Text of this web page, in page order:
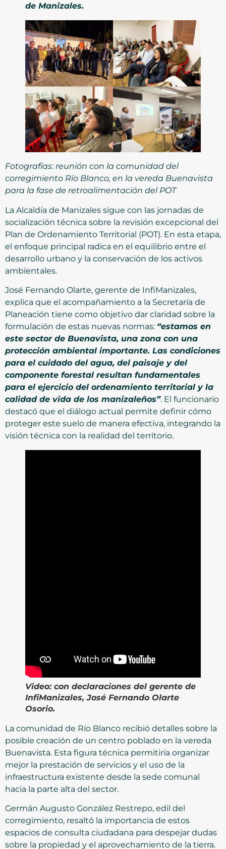
de Manizales.
Fotografías: reunión con la comunidad del
corregimiento Río Blanco, en la vereda Buenavista
para la fase de retroalimentación del POT
La Alcaldía de Manizales sigue con las jornadas de
socialización técnica sobre la revisión excepcional del
Plan de Ordenamiento Territorial (POT). En esta etapa,
el enfoque principal radica en el equilibrio entre el
desarrollo urbano y la conservación de los activos
ambientales.
José Fernando Olarte, gerente de InfiManizales,
explica que el acompañamiento a la Secretaría de
Planeación tiene como objetivo dar claridad sobre la
formulación de estas nuevas normas: “estamos en
este sector de Buenavista, una zona con una
protección ambiental importante. Las condiciones
para el cuidado del agua, del paisaje y del
componente forestal resultan fundamentales
para el ejercicio del ordenamiento territorial y la
calidad de vida de los manizaleños”. El funcionario
destacó que el diálogo actual permite definir cómo
proteger este suelo de manera efectiva, integrando la
visión técnica con la realidad del territorio.
Video:con declaraciones del gerente de
InfiManizales, José Fernando Olarte
Osorio.
La comunidad de Río Blanco recibió detalles sobre la
posible creación de un centro poblado en la vereda
Buenavista. Esta figura técnica permitiría organizar
mejor la prestación de servicios y el uso de la
infraestructura existente desde la sede comunal
hacia la parte alta del sector.
Germán Augusto González Restrepo, edil del
corregimiento, resaltó la importancia de estos
espacios de consulta ciudadana para despejar dudas
sobre la propiedad y el aprovechamiento de la tierra.